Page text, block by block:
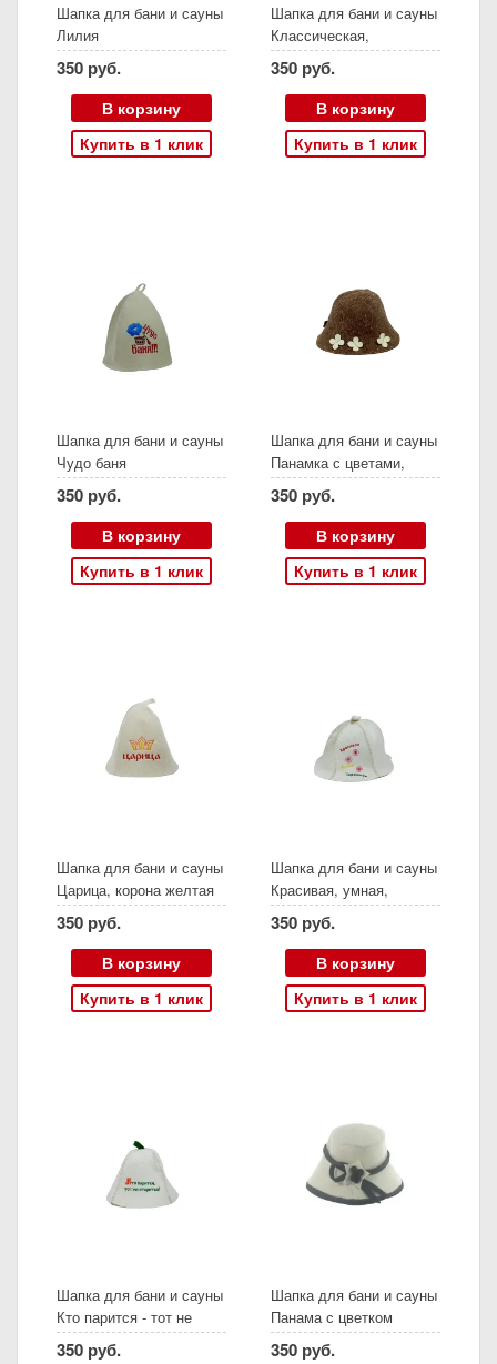
Шапка для бани и сауны
Лилия
350 руб.
В корзину
Купить в 1 клик
Шапка для бани и сауны
Классическая,
комбинированная
350 руб.
В корзину
Купить в 1 клик
Шапка для бани и сауны
Чудо баня
350 руб.
В корзину
Купить в 1 клик
Шапка для бани и сауны
Панамка с цветами,
коричневая, войлок,
детская
350 руб.
В корзину
Купить в 1 клик
Шапка для бани и сауны
Царица, корона желтая
вышивка, шерсть
350 руб.
В корзину
Купить в 1 клик
Шапка для бани и сауны
Красивая, умная,
скромная
350 руб.
В корзину
Купить в 1 клик
Шапка для бани и сауны
Кто парится - тот не
старится
350 руб.
Шапка для бани и сауны
Панама с цветком
350 руб.